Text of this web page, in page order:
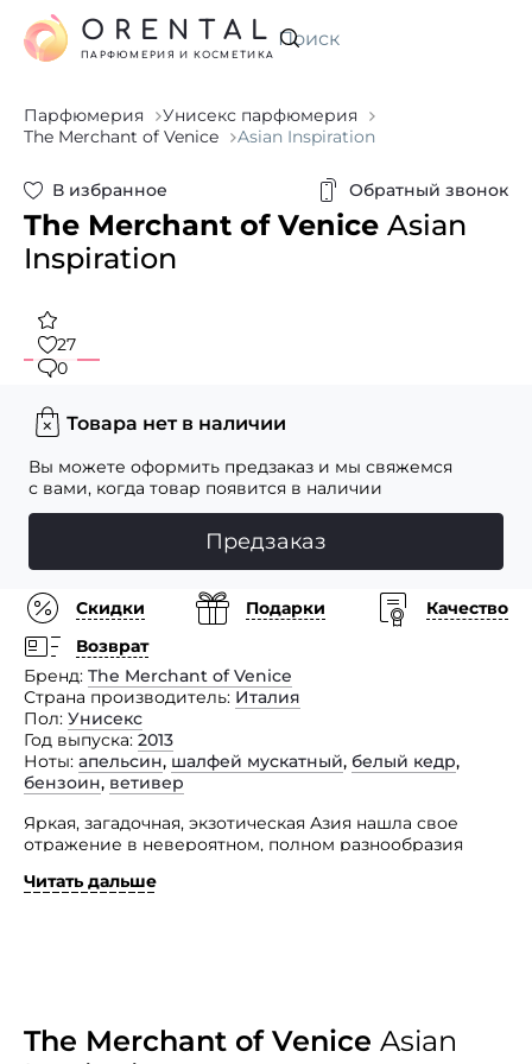
Искать
ORENTAL
ПАРФЮМЕРИЯ И КОСМЕТИКА
Парфюмерия
Унисекс парфюмерия
The Merchant of Venice
Asian Inspiration
В избранное Обратный звонок
The Merchant of Venice Asian
Inspiration
27
0
Товара нет в наличии
Вы можете оформить предзаказ и мы свяжемся
с вами, когда товар появится в наличии
Предзаказ
Скидки Подарки
Качество
Возврат
Бренд The Merchant of Venice
Страна производитель Италия
Пол Унисекс
Год выпуска 2013
Ноты апельсин, шалфей мускатный, белый кедр,
бензоин, ветивер
Яркая, загадочная, экзотическая Азия нашла свое
отражение в невероятном, полном разнообразия
(Вдохновенный Азией), созданном нишевым
образец изысканности под названием The Merchant
of Venice Asian Inspiration адресован талантливым
Читать дальше
The Merchant of Venice Asian